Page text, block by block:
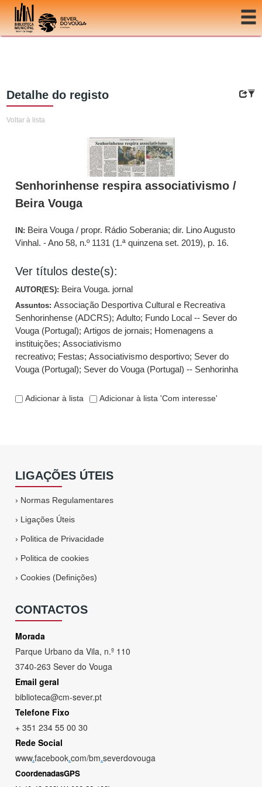
Ir para o conteúdo
Detalhe do registo
Voltar à lista
Senhorinhense respira associativismo /
Beira Vouga
IN: Beira Vouga / propr. Rádio Soberania; dir. Lino Augusto
Vinhal. - Ano 58, n.º 1131 (1.ª quinzena set. 2019), p. 16.
Ver títulos deste(s):
AUTOR(ES): Beira Vouga. jornal
Assuntos:Associação Desportiva Cultural e Recreativa
Senhorinhense (ADCRS);Adulto; Fundo Local -- Sever do
Vouga (Portugal);Artigos de jornais; Homenagens a
instituições;Associativismo
recreativo; Festas;Associativismo desportivo; Sever do
Vouga (Portugal); Sever do Vouga (Portugal) -- Senhorinha
Adicionar à lista Adicionar à lista 'Com interesse'
LIGAÇÕES ÚTEIS
› Normas Regulamentares
› Ligações Úteis
› Politica de Privacidade
› Politica de cookies
›Cookies (Definições)
CONTACTOS
Morada
Parque Urbano da Vila, n.º 110
3740-263 Sever do Vouga
Email geral
biblioteca@cm-sever.pt
Telefone Fixo
+ 351 234 55 00 30
Rede Social
www.facebook.com/bm.severdovouga
CoordenadasGPS